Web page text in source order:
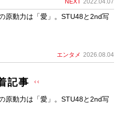
NEXT 2022.04.07
原動力は「愛」。STU48と2nd写
エンタメ 2026.08.04
記事
原動力は「愛」。STU48と2nd写